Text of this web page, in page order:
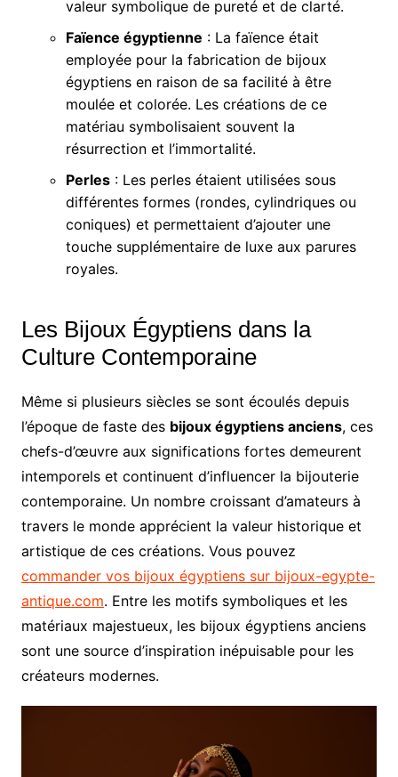
valeur symbolique de pureté et de clarté.
Faïence égyptienne : La faïence était
employée pour la fabrication de bijoux
égyptiens en raison de sa facilité à être
moulée et colorée. Les créations de ce
matériau symbolisaient souvent la
résurrection et l’immortalité.
Perles: Les perles étaient utilisées sous
différentes formes (rondes, cylindriques ou
coniques) et permettaient d’ajouter une
touche supplémentaire de luxe aux parures
royales.
Les Bijoux Égyptiens dans la
Culture Contemporaine
Même si plusieurs siècles se sont écoulés depuis
l’époque de faste des bijoux égyptiens anciens, ces
chefs-d’œuvre aux significations fortes demeurent
intemporels et continuent d’influencer la bijouterie
contemporaine. Un nombre croissant d’amateurs à
travers le monde apprécient la valeur historique et
artistique de ces créations. Vous pouvez
commander vos bijoux égyptiens sur bijoux-egypte-
antique.com. Entre les motifs symboliques et les
matériaux majestueux, les bijoux égyptiens anciens
sont une source d’inspiration inépuisable pour les
créateurs modernes.